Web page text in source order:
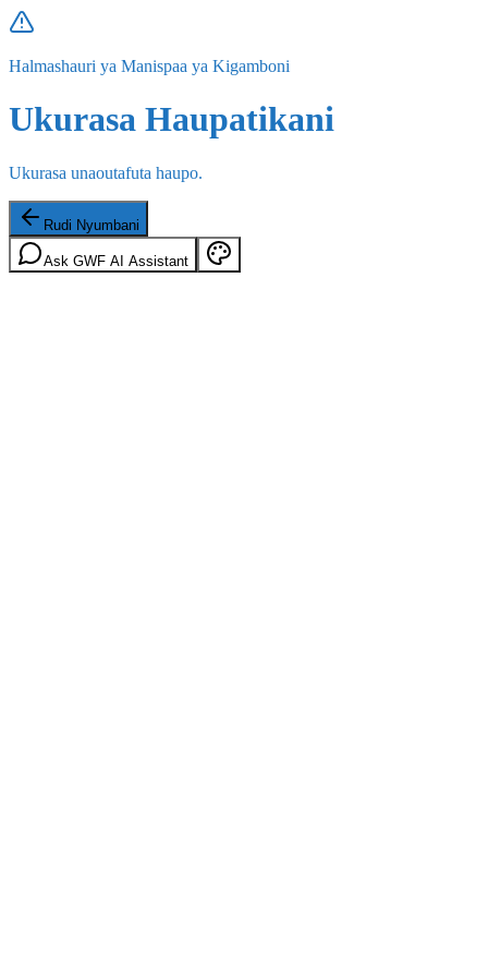
Halmashauri ya Manispaa ya Kigamboni
Ukurasa Haupatikani
Ukurasa unaoutafuta haupo.
Rudi Nyumbani
Ask GWF AI Assistant